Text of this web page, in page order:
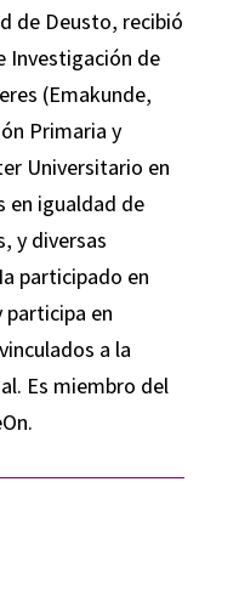
de Deusto, recibió
Investigación de
(Emakunde,
Primaria y
Universitario en
en igualdad de
y diversas
participado en
participa en
a la
Es miembro del